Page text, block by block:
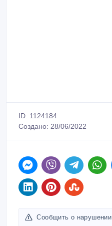
ID: 1124184
Создано: 28/06/2022
Сообщить о нарушении